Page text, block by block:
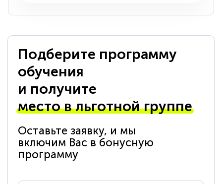
Подберите программу
обучения
и получите
место в льготной группе
Оставьте заявку, и мы
включим Вас в бонусную
программу